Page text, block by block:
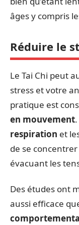
âges y compris
Réduire le
Le Tai Chi peut
stress et votre
pratique est
en mouvement
respiration et
de se
évacuant les
Des études ont
aussi efficace